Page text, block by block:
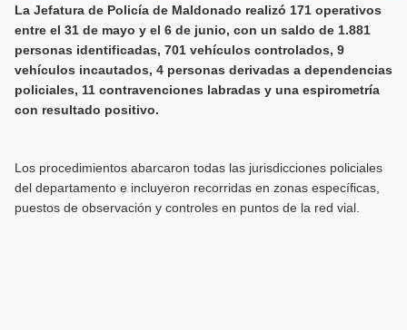
La Jefatura de Policía de Maldonado realizó 171 operativos
entre el 31 de mayo y el 6 de junio, con un saldo de 1.881
personas identificadas, 701 vehículos controlados, 9
vehículos incautados, 4 personas derivadas a dependencias
policiales, 11 contravenciones labradas y una espirometría
con resultado positivo.
Los procedimientos abarcaron todas las jurisdicciones policiales
del departamento e incluyeron recorridas en zonas específicas,
puestos de observación y controles en puntos de la red vial.